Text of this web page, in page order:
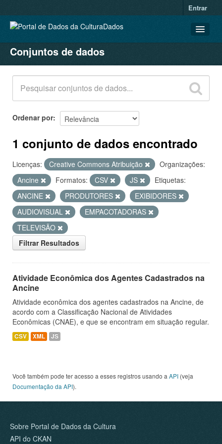
Entrar
CONJUNTOS DE DADOS
ORGANIZAÇÕES
GRUPOS
SOBRE
Conjuntos de dados
Ordenar por
1 conjunto de dados encontrado
Licenças: Creative Commons Atribuição
Organizações:
Ancine
Formatos: CSV JS
Etiquetas:
ANCINE
PRODUTORES
EXIBIDORES
AUDIOVISUAL
EMPACOTADORAS
TELEVISÃO
Filtrar Resultados
Atividade Econômica dos Agentes Cadastrados na
Ancine
Atividade econômica dos agentes cadastrados na Ancine, de
acordo com a Classificação Nacional de Atividades
Econômicas (CNAE), e que se encontram em situação regular.
CSV XML JS
Você também pode ter acesso a esses registros usando a API (veja
Documentação da API).
Sobre Portal de Dados da Cultura
API do CKAN